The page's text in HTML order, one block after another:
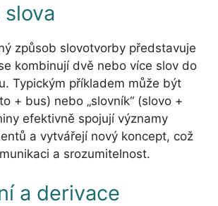
způsob slovotvorby představuje
kombinují dvě nebo více slov do
Typickým příkladem může být
+ bus) nebo „slovník“ (slovo +
efektivně spojují významy
a vytvářejí nový koncept, což
a srozumitelnost.
a derivace